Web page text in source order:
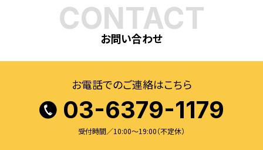
CONTACT
お問い合わせ
お電話でのご連絡はこちら
03-6379-1179
受付時間／10:00〜19:00（不定休）